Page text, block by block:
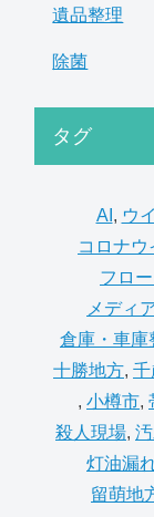
遺品整理
除菌
タグ
AI , ウ
コロナウ
フロ
メディ
倉庫・車庫
十勝地方, 千
, 小樽市,
殺人現場,
灯油漏
留萌地